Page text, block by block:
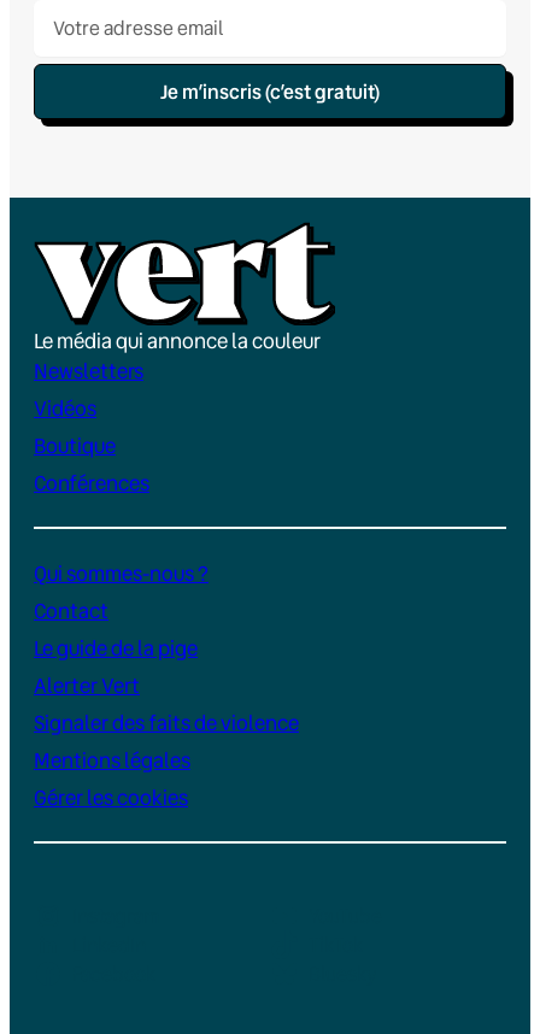
Je m’inscris (c’est gratuit)
Le média qui annonce la couleur
Newsletters
Vidéos
Boutique
Conférences
Qui sommes-nous ?
Contact
Le guide de la pige
Alerter Vert
Signaler des faits de violence
Mentions légales
Gérer les cookies